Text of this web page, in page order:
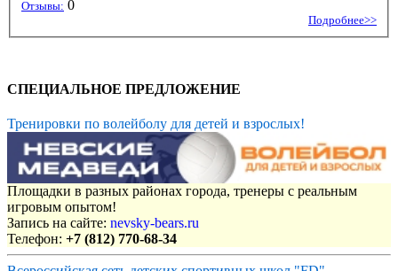
Отзывы: 0
Подробнее>>
СПЕЦИАЛЬНОЕ ПРЕДЛОЖЕНИЕ
Тренировки по волейболу для детей и взрослых!
Площадки в разных районах города, тренеры с реальным
игровым опытом!
Запись на сайте: nevsky-bears.ru
Телефон: +7 (812) 770-68-34